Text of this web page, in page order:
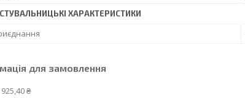
ХАРАКТЕРИСТИКИ
для замовлення
925,40 ₴